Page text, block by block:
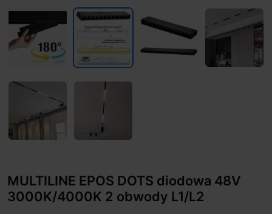
MULTILINE EPOS DOTS diodowa 48V
3000K/4000K 2 obwody L1/L2